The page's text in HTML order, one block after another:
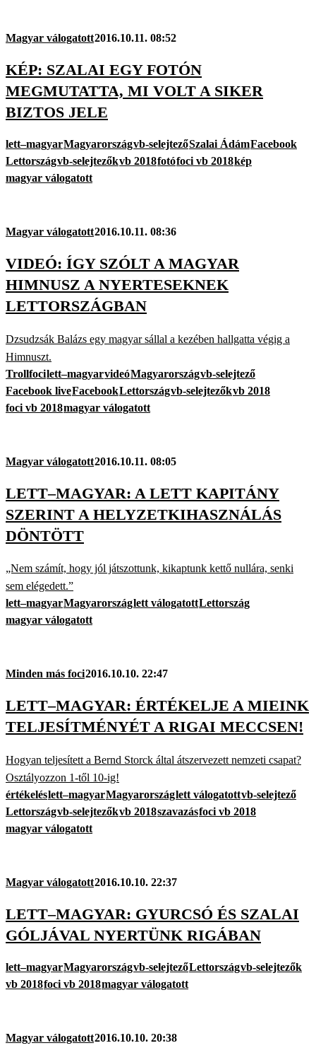
Magyar válogatott2016.10.11. 08:52
KÉP: SZALAI EGY FOTÓN
MEGMUTATTA, MI VOLT A SIKER
BIZTOS JELE
lett–magyarMagyarországvb-selejtezőSzalai ÁdámFacebook
Lettországvb-selejtezőkvb 2018fotófoci vb 2018kép
magyar válogatott
Magyar válogatott2016.10.11. 08:36
VIDEÓ: ÍGY SZÓLT A MAGYAR
HIMNUSZ A NYERTESEKNEK
LETTORSZÁGBAN
Dzsudzsák Balázs egy magyar sállal a kezében hallgatta végig a
Himnuszt.
Trollfocilett–magyarvideóMagyarországvb-selejtező
Facebook liveFacebookLettországvb-selejtezőkvb 2018
foci vb 2018magyar válogatott
Magyar válogatott2016.10.11. 08:05
LETT–MAGYAR: A LETT KAPITÁNY
SZERINT A HELYZETKIHASZNÁLÁS
DÖNTÖTT
„Nem számít, hogy jól játszottunk, kikaptunk kettő nullára, senki
sem elégedett.”
lett–magyarMagyarországlett válogatottLettország
magyar válogatott
Minden más foci2016.10.10. 22:47
LETT–MAGYAR: ÉRTÉKELJE A MIEINK
TELJESÍTMÉNYÉT A RIGAI MECCSEN!
Hogyan teljesített a Bernd Storck által átszervezett nemzeti csapat?
Osztályozzon 1-től 10-ig!
értékeléslett–magyarMagyarországlett válogatottvb-selejtező
Lettországvb-selejtezőkvb 2018szavazásfoci vb 2018
magyar válogatott
Magyar válogatott2016.10.10. 22:37
LETT–MAGYAR: GYURCSÓ ÉS SZALAI
GÓLJÁVAL NYERTÜNK RIGÁBAN
lett–magyarMagyarországvb-selejtezőLettországvb-selejtezők
vb 2018foci vb 2018magyar válogatott
Magyar válogatott2016.10.10. 20:38